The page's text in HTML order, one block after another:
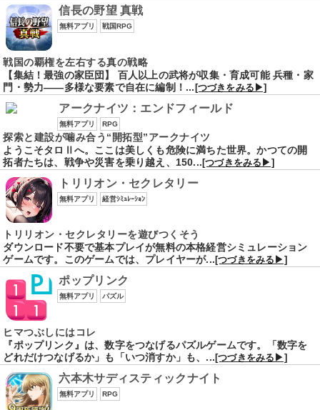
信長の野望 真戦
無料アプリ 戦国RPG
戦国の覇権を左右する真の戦略
【集結！最強の家臣団】 百人以上の武将が収集・育成可能 兵種・家
門・勢力――多様な要素で自在に編制！...[つづきをみる▶]
アークナイツ：エンドフィールド
無料アプリ RPG
探索と建設が噛み合う“開拓型”アークナイツ
ようこそタロⅡへ。ここは美しくも危険に満ちた世界。かつての開
拓者たちは、戦争や災害を乗り越え、150...[つづきをみる▶]
トリリオン・セクレタリー
無料アプリ 経営ｼﾐｭﾚｰｼｮﾝ
トリリオン・セクレタリーを遊びつくそう
ダウンロード不要で基本プレイが無料の本格経営シミュレーション
ゲームです。このゲームでは、プレイヤーが...[つづきをみる▶]
ポップリンク
無料アプリ パズル
ヒマつぶしにはコレ
『ポップリンク』は、数字をつなげるパズルゲームです。「数字を
どれだけつなげるか」も「いつ消すか」も、...[つづきをみる▶]
六本木サディスティックナイト
無料アプリ RPG